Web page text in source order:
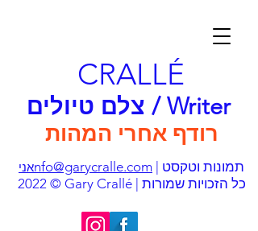
CRALLÉ
צלם טיולים / Writer
רודף אחרי המהות
אניnfo@garycralle.com
© 2022 Gary Crallé | כל הזכויות שמורות